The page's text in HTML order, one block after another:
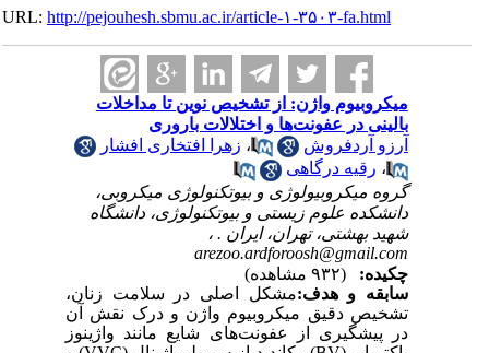
URL:http://pejouhesh.sbmu.ac.ir/article-۱-۳۵۰۳-fa.html
میکروبیوم واژن: از تشخیص نوین تا مداخلات
بالینی در عفونت‌ها و اختلالات باروری
آرزو آردفروش
،زهرا افتخاری افشار
،رقیه درگاهی
گروه میکروبیولوژی و بیوتکنولوژی میکروبی،
دانشکده علوم زیستی و بیوتکنولوژی، دانشگاه
شهید بهشتی، تهران، ایران . ،
arezoo.ardforoosh@gmail.com
چکیده:
سابقه و هدف:مشکل اصلی در سلامت زنان،
تشخیص دقیق میکروبیوم واژن و درک نقش آن
در پیشگیری از عفونت‌های شایع مانند واژینوز